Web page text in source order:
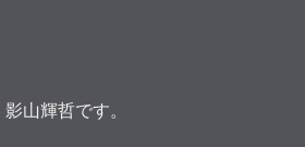
山輝哲です。